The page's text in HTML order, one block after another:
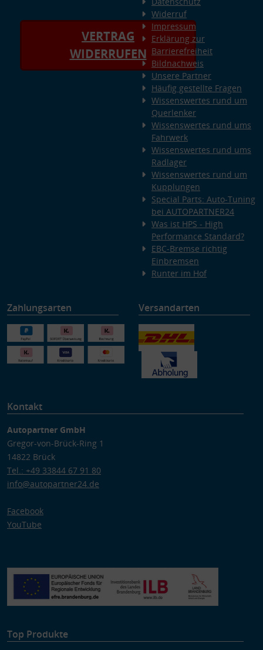
VERTRAG
WIDERRUFEN
Widerruf
Impressum
Erklärung zur
Barrierefreiheit
Bildnachweis
Unsere Partner
Häufig gestellte Fragen
Wissenswertes rund um
Querlenker
Wissenswertes rund ums
Fahrwerk
Wissenswertes rund ums
Radlager
Wissenswertes rund um
Kupplungen
Special Parts: Auto-Tuning
bei AUTOPARTNER24
Was ist HPS - High
Performance Standard?
EBC-Bremse richtig
Einbremsen
Runter im Hof
Zahlungsarten Versandarten
Kontakt
Autopartner GmbH
Gregor-von-Brück-Ring 1
14822 Brück
Tel.: +49 33844 67 91 80
info@autopartner24.de
Facebook
YouTube
Top Produkte